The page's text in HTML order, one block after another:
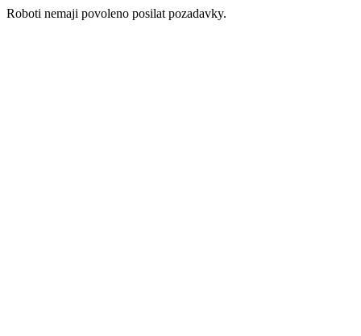
Roboti nemaji povoleno posilat pozadavky.